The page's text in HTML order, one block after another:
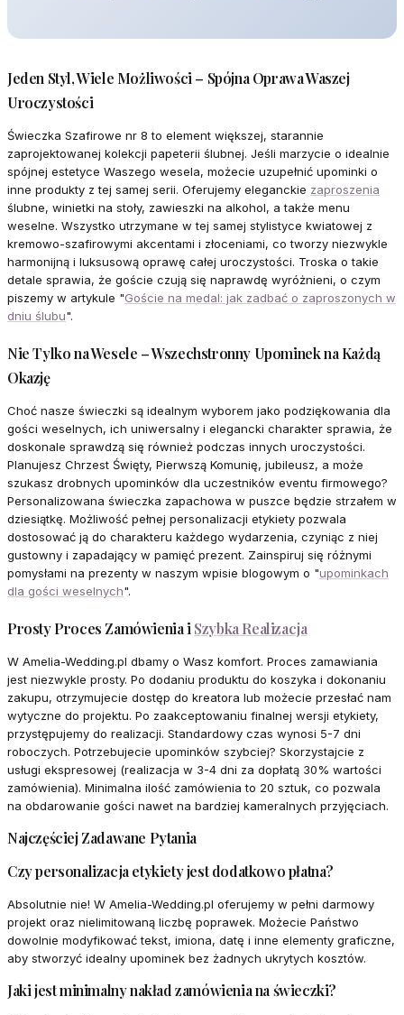
Jeden Styl, Wiele Możliwości – Spójna Oprawa Waszej
Uroczystości
Świeczka Szafirowe nr 8 to element większej, starannie
zaprojektowanej kolekcji papeterii ślubnej. Jeśli marzycie o idealnie
spójnej estetyce Waszego wesela, możecie uzupełnić upominki o
inne produkty z tej samej serii. Oferujemy eleganckie zaproszenia
ślubne, winietki na stoły, zawieszki na alkohol, a także menu
weselne. Wszystko utrzymane w tej samej stylistyce kwiatowej z
kremowo-szafirowymi akcentami i złoceniami, co tworzy niezwykle
harmonijną i luksusową oprawę całej uroczystości. Troska o takie
detale sprawia, że goście czują się naprawdę wyróżnieni, o czym
piszemy w artykule "Goście na medal: jak zadbać o zaproszonych w
dniu ślubu".
Nie Tylko na Wesele – Wszechstronny Upominek na Każdą
Okazję
Choć nasze świeczki są idealnym wyborem jako podziękowania dla
gości weselnych, ich uniwersalny i elegancki charakter sprawia, że
doskonale sprawdzą się również podczas innych uroczystości.
Planujesz Chrzest Święty, Pierwszą Komunię, jubileusz, a może
szukasz drobnych upominków dla uczestników eventu firmowego?
Personalizowana świeczka zapachowa w puszce będzie strzałem w
dziesiątkę. Możliwość pełnej personalizacji etykiety pozwala
dostosować ją do charakteru każdego wydarzenia, czyniąc z niej
gustowny i zapadający w pamięć prezent. Zainspiruj się różnymi
pomysłami na prezenty w naszym wpisie blogowym o "upominkach
dla gości weselnych".
Prosty Proces Zamówienia iSzybka Realizacja
W Amelia-Wedding.pl dbamy o Wasz komfort. Proces zamawiania
jest niezwykle prosty. Po dodaniu produktu do koszyka i dokonaniu
zakupu, otrzymujecie dostęp do kreatora lub możecie przesłać nam
wytyczne do projektu. Po zaakceptowaniu finalnej wersji etykiety,
przystępujemy do realizacji. Standardowy czas wynosi 5-7 dni
roboczych. Potrzebujecie upominków szybciej? Skorzystajcie z
usługi ekspresowej (realizacja w 3-4 dni za dopłatą 30% wartości
zamówienia). Minimalna ilość zamówienia to 20 sztuk, co pozwala
na obdarowanie gości nawet na bardziej kameralnych przyjęciach.
Najczęściej Zadawane Pytania
Czy personalizacja etykiety jest dodatkowo płatna?
Absolutnie nie! W Amelia-Wedding.pl oferujemy w pełni darmowy
projekt oraz nielimitowaną liczbę poprawek. Możecie Państwo
dowolnie modyfikować tekst, imiona, datę i inne elementy graficzne,
aby stworzyć idealny upominek bez żadnych ukrytych kosztów.
Jaki jest minimalny nakład zamówienia na świeczki?